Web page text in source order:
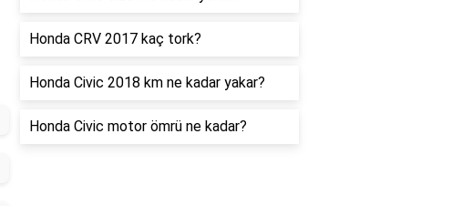
Honda CRV 2017 kaç tork?
Honda Civic 2018 km ne kadar yakar?
Honda Civic motor ömrü ne kadar?